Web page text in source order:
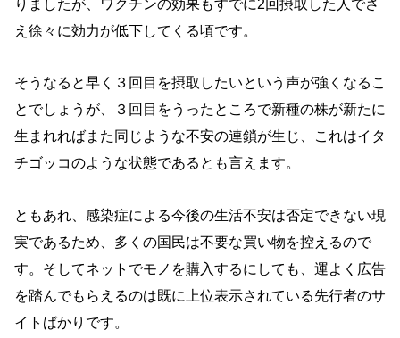
りましたが、ワクチンの効果もすでに2回摂取した人でさ
え徐々に効力が低下してくる頃です。
そうなると早く３回目を摂取したいという声が強くなるこ
とでしょうが、３回目をうったところで新種の株が新たに
生まれればまた同じような不安の連鎖が生じ、これはイタ
チゴッコのような状態であるとも言えます。
ともあれ、感染症による今後の生活不安は否定できない現
実であるため、多くの国民は不要な買い物を控えるので
す。そしてネットでモノを購入するにしても、運よく広告
を踏んでもらえるのは既に上位表示されている先行者のサ
イトばかりです。